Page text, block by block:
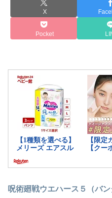
X
Pocket
呪術廻戦ウエハース５（バ